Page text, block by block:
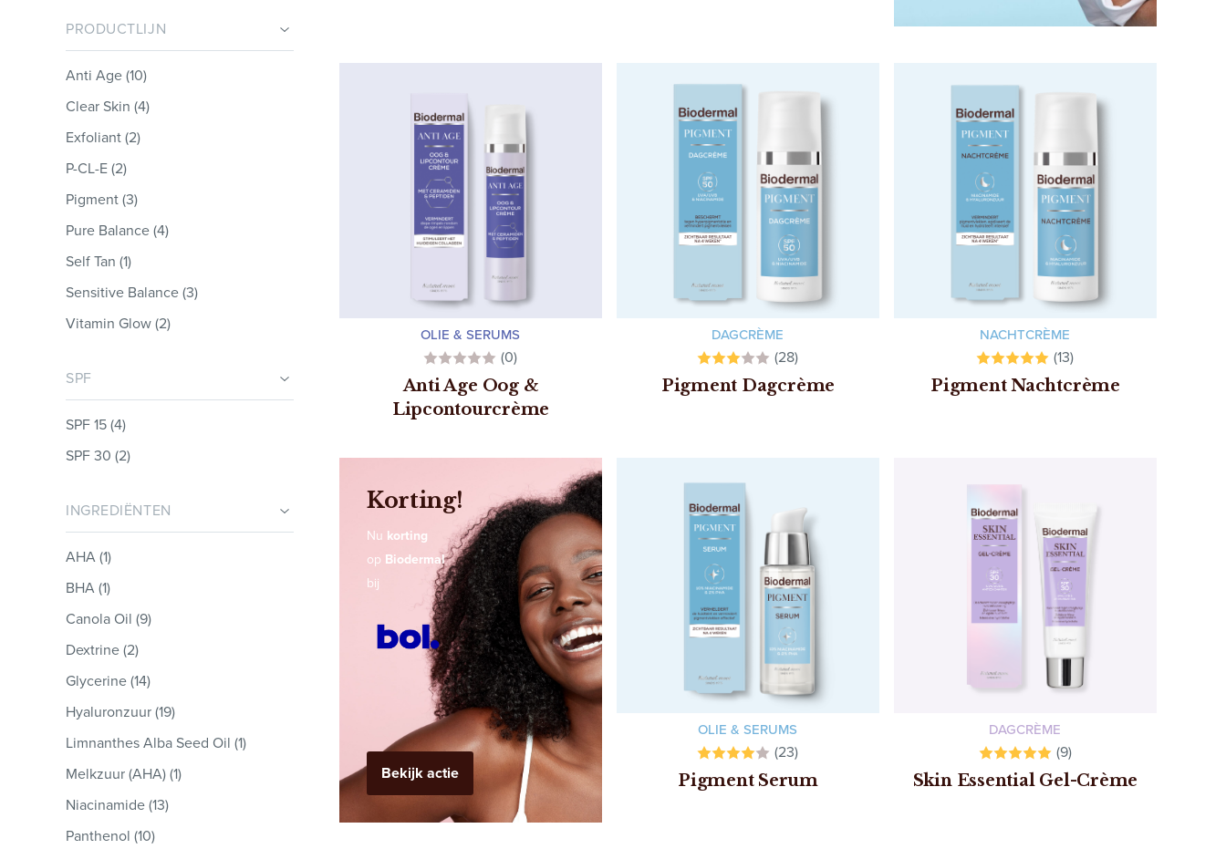
PRODUCTLIJN
Anti Age (10)
Clear Skin (4)
Exfoliant (2)
P-CL-E (2)
Pigment (3)
Pure Balance (4)
Self Tan (1)
Sensitive Balance (3)
Vitamin Glow (2)
SPF
SPF 15 (4)
SPF 30 (2)
INGREDIËNTEN
AHA (1)
BHA (1)
Canola Oil (9)
Dextrine (2)
Glycerine (14)
Hyaluronzuur (19)
Limnanthes Alba Seed Oil (1)
Melkzuur (AHA) (1)
Niacinamide (13)
Panthenol (10)
OLIE & SERUMS
(0)
Anti Age Oog &
Lipcontourcrème
DAGCRÈME
(28)
Pigment Dagcrème
NACHTCRÈME
(13)
Pigment Nachtcrème
Korting!
Nu korting
op Biodermal
bij
Bekijk actie
OLIE & SERUMS
(23)
Pigment Serum
DAGCRÈME
(9)
Skin Essential Gel-Crème